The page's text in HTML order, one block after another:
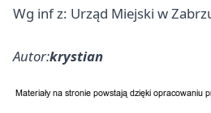
Wg inf z: Urząd Miejski w
Autor:krystian